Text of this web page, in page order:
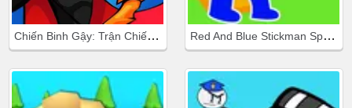
Chiến Binh Gậy: Trận Chiến Mới Red And Blue Stickman Spy Puzzle